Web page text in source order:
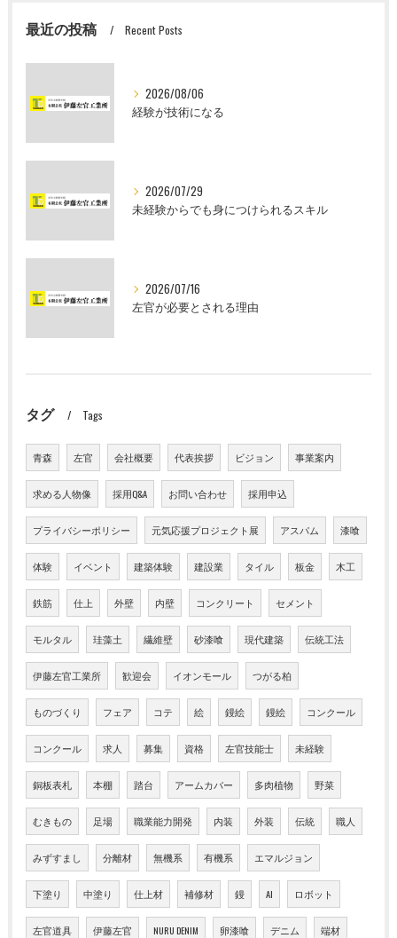
最近の投稿 Recent Posts
2026/08/06
経験が技術になる
2026/07/29
未経験からでも身につけられるスキル
2026/07/16
左官が必要とされる理由
タグ Tags
青森 左官 会社概要 代表挨拶 ビジョン 事業案内
求める人物像 採用Q&A お問い合わせ 採用申込
プライバシーポリシー 元気応援プロジェクト展 アスパム 漆喰
体験 イベント 建築体験 建設業 タイル 板金 木工
鉄筋 仕上 外壁 内壁 コンクリート セメント
モルタル 珪藻土 繊維壁 砂漆喰 現代建築 伝統工法
伊藤左官工業所 歓迎会 イオンモール つがる柏
ものづくり フェア コテ 絵 鏝絵 鏝絵 コンクール
コンクール 求人 募集 資格 左官技能士 未経験
銅板表札 本棚 踏台 アームカバー 多肉植物 野菜
むきもの 足場 職業能力開発 内装 外装 伝統 職人
みずすまし 分離材 無機系 有機系 エマルジョン
下塗り 中塗り 仕上材 補修材 鏝 AI ロボット
左官道具 伊藤左官 NURU DENIM 卵漆喰 デニム 端材